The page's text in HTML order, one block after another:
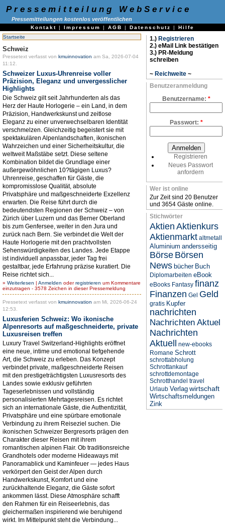
Pressemitteilung WebService
Pressemitteilungen kostenlos veröffentlichen
Kontakt | Impressum | AGB | Datenschutz | Hilfe
Startseite
Schweiz
Pressetext verfasst von kmuinnovation am Sa, 2026-07-04
11:12.
Schweizer Luxus-Uhrenreise voller
Präzision, Eleganz und unvergesslicher
Highlights
Die Schweiz gilt seit Jahrhunderten als das
Herz der Haute Horlogerie – ein Land, in dem
Präzision, Handwerkskunst und zeitlose
Eleganz zu einer unverwechselbaren Identität
verschmelzen. Gleichzeitig begeistert sie mit
spektakulären Alpenlandschaften, ikonischen
Wahrzeichen und einer Sicherheitskultur, die
weltweit Maßstäbe setzt. Diese seltene
Kombination bildet die Grundlage einer
außergewöhnlichen 10?tägigen Luxus?
Uhrenreise, geschaffen für Gäste, die
kompromisslose Qualität, absolute
Privatsphäre und maßgeschneiderte Exzellenz
erwarten. Die Reise führt durch die
bedeutendsten Regionen der Schweiz – von
Zürich über Luzern und das Berner Oberland
bis zum Genfersee, weiter in den Jura und
zurück nach Bern. Sie verbindet die Welt der
Haute Horlogerie mit den prachtvollsten
Sehenswürdigkeiten des Landes. Jede Etappe
ist individuell anpassbar, jeder Tag frei
gestaltbar, jede Erfahrung präzise kuratiert. Die
Reise richtet sich...
» Weiterlesen | Anmelden oderregistrieren um Kommentare
einzutragen - 3578 Zeichen in dieser Pressemeldung
Pressetext verfasst von kmuinnovation am Mi, 2026-06-24
12:53.
Luxusferien Schweiz: Wo ikonische
Alpenresorts auf maßgeschneiderte, private
Luxusreisen treffen
Luxury Travel Switzerland-Highlights eröffnet
eine neue, intime und emotional tiefgehende
Art, die Schweiz zu erleben. Das Konzept
verbindet private, maßgeschneiderte Reisen
mit den prestigeträchtigsten Luxusresorts des
Landes sowie exklusiv geführten
Tageserlebnissen und vollständig
personalisierten Mehrtagesreisen. Es richtet
sich an internationale Gäste, die Authentizität,
Privatsphäre und eine spürbare emotionale
Verbindung zu ihrem Reiseziel suchen. Die
ikonischen Schweizer Bergresorts prägen den
Charakter dieser Reisen mit ihrem
romantischen alpinen Flair. Ob traditionsreiche
Grandhotels oder moderne Hideaways mit
Panoramablick und Kaminfeuer — jedes Haus
verkörpert den Geist der Alpen durch
Handwerkskunst, Komfort und eine
zurückhaltende Eleganz, die Gäste sofort
ankommen lässt. Diese Atmosphäre schafft
den Rahmen für ein Reiseerlebnis, das
gleichermaßen inspirierend wie beruhigend
wirkt. Im Mittelpunkt steht die Verbindung...
1.) Registrieren
2.) eMail Link bestätigen
3.) PR-Meldung
schreiben
~ Reichweite ~
Benutzeranmeldung
Benutzername: *
Passwort: *
Registrieren
Neues Passwort
anfordern
Wer ist online
Zur Zeit sind 20 Benutzer
und 3654 Gäste online.
Stichwörter
Aktien Aktienkurs
Aktienmarkt altmetall
Aluminium andersseitig
Börse Börsen
News bücher Buch
Diplomarbeiten eBook
eBooks Fantasy finanz
Finanzen Gel Geld
gratis Kupfer
nachrichten
Nachrichten Aktuel
Nachrichten
Aktuell
new-ebooks
Romane Schrott
schrottabholung
Schrottankauf
schrottdemontage
Schrotthandel travel
Urlaub Verlag wirtschaft
Wirtschaftsmeldungen
Zink